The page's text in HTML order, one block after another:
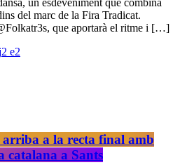
un esdeveniment que combina
del marc de la Fira Tradicat.
que aportarà el ritme i […]
2 2
arriba a la recta final amb
catalana a Sants